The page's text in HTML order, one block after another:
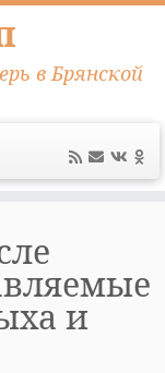
в Брянской
и